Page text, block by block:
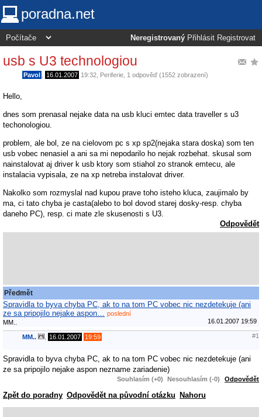
poradna.net
Neregistrovaný Přihlásit Registrovat
usb s U3 technologiou
Pavol 16.01.2007 19:32 Periferie , 1 odpověď (1552 zobrazení)
Hello,
dnes som prenasal nejake data na usb kluci emtec data traveller s u3
techonologiou.
problem, ale bol, ze na cielovom pc s xp sp2(nejaka stara doska) som ten
usb vobec nenasiel a ani sa mi nepodarilo ho nejak rozbehat. skusal som
nainstalovat aj driver k usb ktory som stiahol zo stranok emtecu, ale
instalacia vypisala, ze na xp netreba instalovat driver.
Nakolko som rozmyslal nad kupou prave toho isteho kluca, zaujimalo by
ma, ci tato chyba je casta(alebo to bol dovod starej dosky-resp. chyba
daneho PC), resp. ci mate zle skusenosti s U3.
Odpovědět
Předmět
Spravidla to byva chyba PC, ak to na tom PC vobec nic nezdetekuje (ani
ze sa pripojilo nejake aspon…
poslední
MM..
16.01.2007 19:59
MM.. 16.01.2007 19:59 #1
Spravidla to byva chyba PC, ak to na tom PC vobec nic nezdetekuje (ani
ze sa pripojilo nejake aspon nezname zariadenie)
Souhlasím (+0) Nesouhlasím (-0) Odpovědět
Zpět do poradny Odpovědět na původní otázku Nahoru